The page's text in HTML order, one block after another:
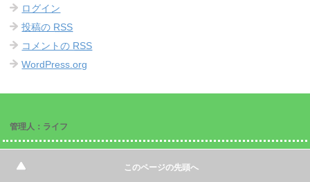
ログイン
投稿の RSS
コメントの RSS
WordPress.org
管理人：ライフ
管理人のライフです
このページの先頭へ